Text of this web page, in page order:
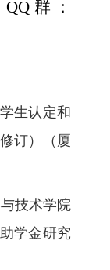
QQ 群：
生认定和
订）（厦
技术学院
学金研究